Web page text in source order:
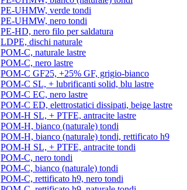
PE-UHMW, verde tondi
PE-UHMW, nero tondi
PE-HD, nero filo per saldatura
LDPE, dischi naturale
POM-C, naturale lastre
POM-C, nero lastre
POM-C GF25, +25% GF, grigio-bianco
POM-C SL, + lubrificanti solid, blu lastre
POM-C EC, nero lastre
POM-C ED, elettrostatici dissipati, beige lastre
POM-H SL, + PTFE, antracite lastre
POM-H, bianco (naturale) tondi
POM-H, bianco (naturale) tondi, rettificato h9
POM-H SL, + PTFE, antracite tondi
POM-C, nero tondi
POM-C, bianco (naturale) tondi
POM-C, rettificato h9, nero tondi